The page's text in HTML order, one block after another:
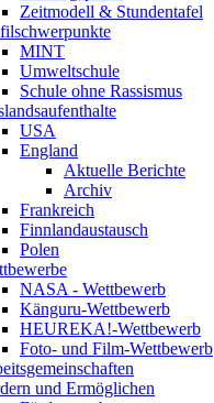
Zeitmodell & Stundentafel
MINT
Umweltschule
Schule ohne Rassismus
USA
England
Aktuelle Berichte
Archiv
Frankreich
Finnlandaustausch
Polen
NASA - Wettbewerb
Känguru-Wettbewerb
HEUREKA!-Wettbewerb
Foto- und Film-Wettbewerb
und Ermöglichen